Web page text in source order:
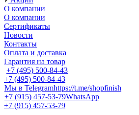
О компании
О компании
Сертификаты
Новости
Контакты
Оплата и доставка
Гарантия на товар
+7 (495) 500-84-43
+7 (495) 500-84-43
Мы в Telegramhttps://t.me/shopfinish
+7 (915) 457-53-79WhatsApp
+7 (915) 457-53-79